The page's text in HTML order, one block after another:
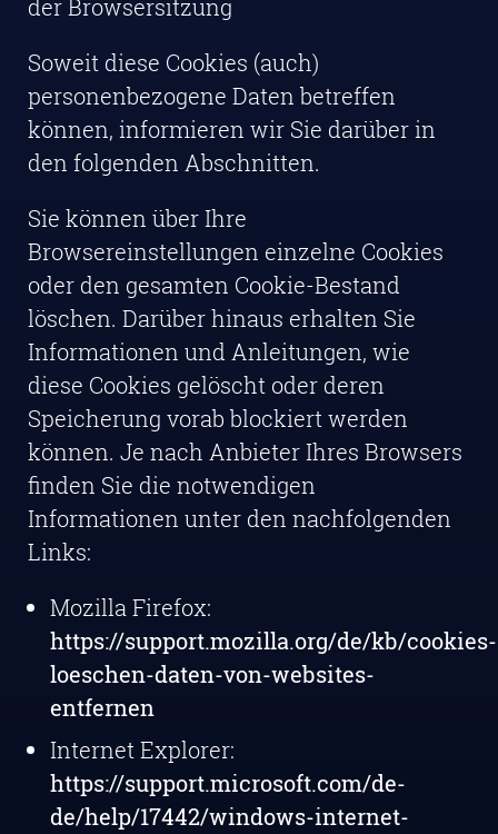
der Browsersitzung
Soweit diese Cookies (auch)
personenbezogene Daten betreffen
können, informieren wir Sie darüber in
den folgenden Abschnitten.
Sie können über Ihre
Browsereinstellungen einzelne Cookies
oder den gesamten Cookie-Bestand
löschen. Darüber hinaus erhalten Sie
Informationen und Anleitungen, wie
diese Cookies gelöscht oder deren
Speicherung vorab blockiert werden
können. Je nach Anbieter Ihres Browsers
finden Sie die notwendigen
Informationen unter den nachfolgenden
Links:
Mozilla Firefox:
https://support.mozilla.org/de/kb/cookies-
loeschen-daten-von-websites-
entfernen
Internet Explorer:
https://support.microsoft.com/de-
de/help/17442/windows-internet-